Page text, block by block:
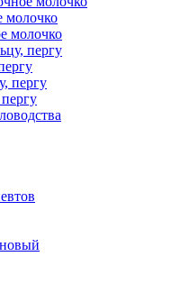
молочко
молочко
пергу
пергу